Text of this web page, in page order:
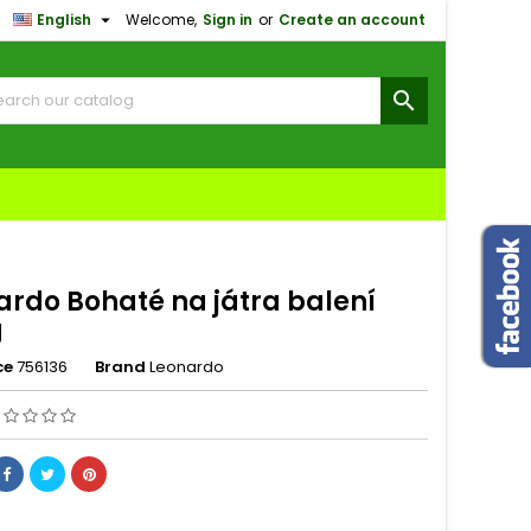
Welcome, Sign in or Create an account
English 

Bohaté na játra balení
756136 Brand Leonardo